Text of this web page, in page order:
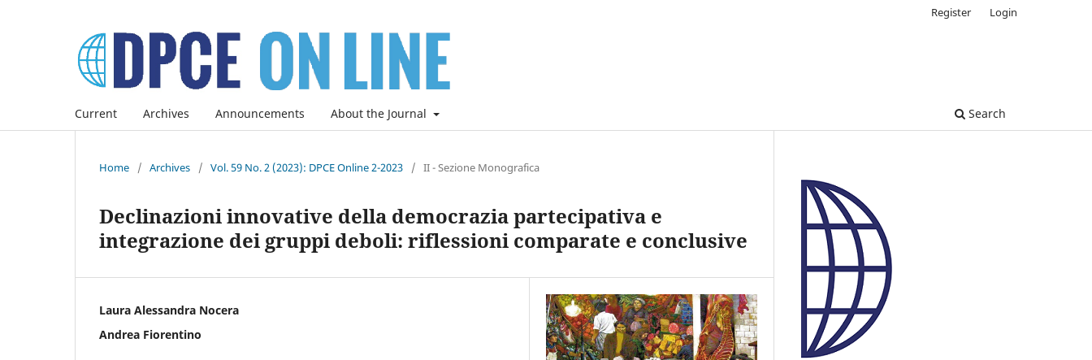
Current Archives Announcements About the Journal Search
Register Login
Home / Archives / Vol. 59 No. 2 (2023): DPCE Online 2-2023 / II - Sezione Monografica
Declinazioni innovative della democrazia partecipativa e
integrazione dei gruppi deboli: riflessioni comparate e conclusive
Laura Alessandra Nocera
Andrea Fiorentino